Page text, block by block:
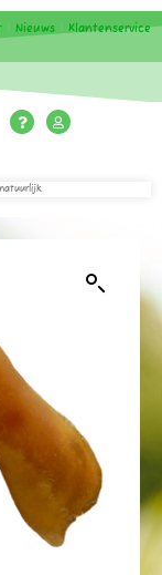
Nieuws Klantenservice